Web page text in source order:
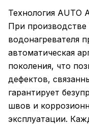
Технология AUTO
При производстве
водонагревателя
автоматическая
поколения, что
дефектов,
гарантирует
швов и
эксплуатации.